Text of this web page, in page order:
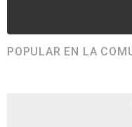
POPULAR EN LA